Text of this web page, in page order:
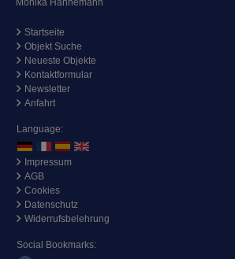
Monika Hannemann
Startseite
Objekt Suche
Neueste Objekte
Kontaktformular
Newsletter
Anfahrt
Language:
Impressum
AGB
Cookies
Datenschutz
Widerrufsbelehrung
Social Bookmarks: